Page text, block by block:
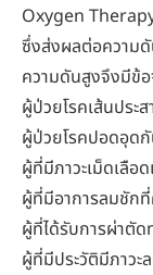
Oxygen
ซึ่งส่งผลต่อความดั
ความดันสูงจึงมีข้
ผู้ป่วยโรคเส้นประ
ผู้ป่วยโรคปอดอุด
ผู้ที่มีภาวะเม็ดเลือ
ผู้ที่มีอาการลมชัก
ผู้ที่ได้รับการผ่าตั
ผู้ที่มีประวัติมีภาวะ